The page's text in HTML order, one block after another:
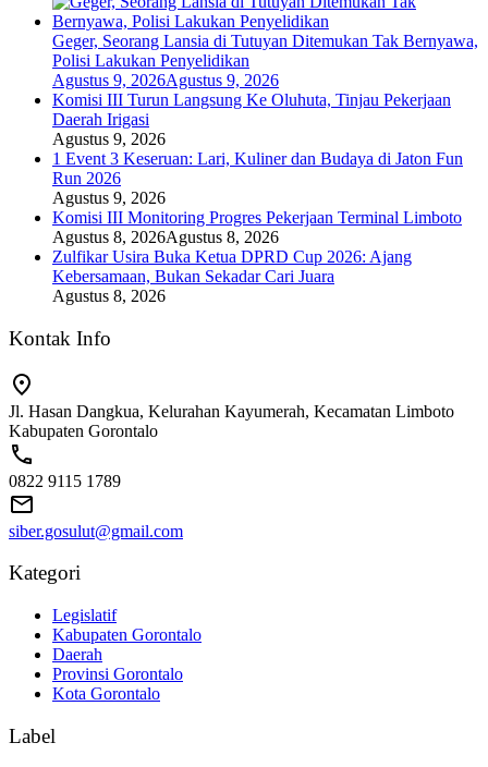
Geger, Seorang Lansia di Tutuyan Ditemukan Tak Bernyawa,
Polisi Lakukan Penyelidikan
Agustus 9, 2026Agustus 9, 2026
Komisi III Turun Langsung Ke Oluhuta, Tinjau Pekerjaan
Daerah Irigasi
Agustus 9, 2026
1 Event 3 Keseruan: Lari, Kuliner dan Budaya di Jaton Fun
Run 2026
Agustus 9, 2026
Komisi III Monitoring Progres Pekerjaan Terminal Limboto
Agustus 8, 2026Agustus 8, 2026
Zulfikar Usira Buka Ketua DPRD Cup 2026: Ajang
Kebersamaan, Bukan Sekadar Cari Juara
Agustus 8, 2026
Kontak Info
Jl. Hasan Dangkua, Kelurahan Kayumerah, Kecamatan Limboto
Kabupaten Gorontalo
0822 9115 1789
siber.gosulut@gmail.com
Kategori
Legislatif
Kabupaten Gorontalo
Daerah
Provinsi Gorontalo
Kota Gorontalo
Label